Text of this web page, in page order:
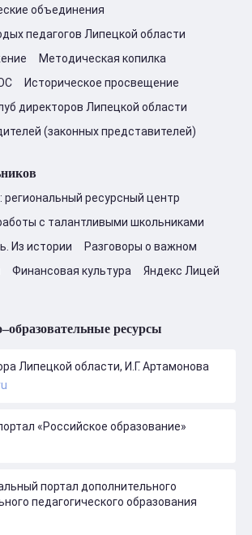
объединения
педагогов Липецкой области
Методическая копилка
Историческое просвещение
директоров Липецкой области
(законных представителей)
ресурсный центр
с талантливыми школьниками
Из истории
Разговоры о важном
Финансовая культура Яндекс Лицей
ресурсы
Липецкой области, И.Г. Артамонова
«Российское образование»
портал дополнительного
педагогического образования